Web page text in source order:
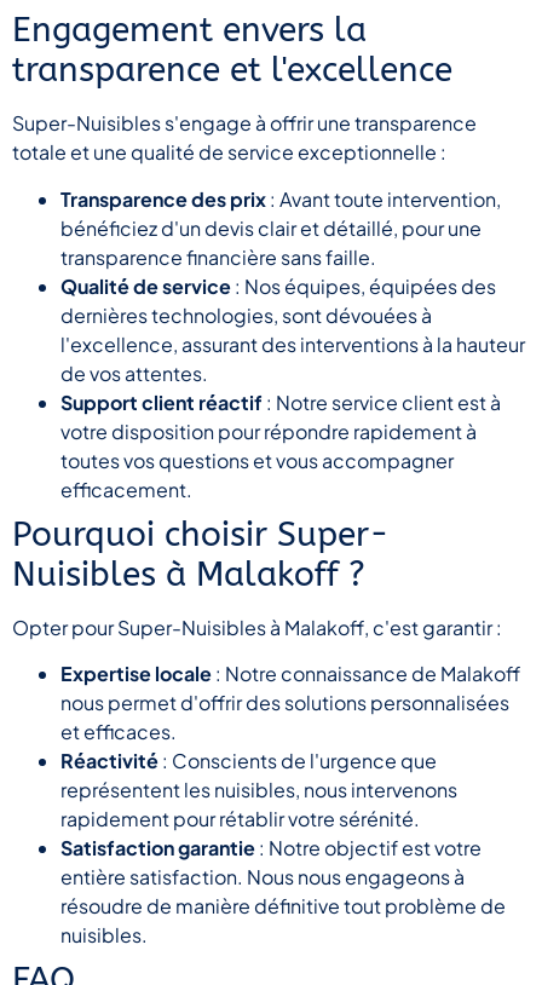
Engagement envers la
transparence et l'excellence
Super-Nuisibles s'engage à offrir une transparence
totale et une qualité de service exceptionnelle :
Transparence des prix: Avant toute intervention,
bénéficiez d'un devis clair et détaillé, pour une
transparence financière sans faille.
Qualité de service: Nos équipes, équipées des
dernières technologies, sont dévouées à
l'excellence, assurant des interventions à la hauteur
de vos attentes.
Support client réactif: Notre service client est à
votre disposition pour répondre rapidement à
toutes vos questions et vous accompagner
efficacement.
Pourquoi choisir Super-
Nuisibles à Malakoff ?
Opter pour Super-Nuisibles à Malakoff, c'est garantir :
Expertise locale: Notre connaissance de Malakoff
nous permet d'offrir des solutions personnalisées
et efficaces.
Réactivité: Conscients de l'urgence que
représentent les nuisibles, nous intervenons
rapidement pour rétablir votre sérénité.
Satisfaction garantie: Notre objectif est votre
entière satisfaction. Nous nous engageons à
résoudre de manière définitive tout problème de
nuisibles.